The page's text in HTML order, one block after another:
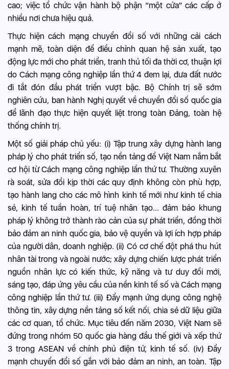
cao; việc tổ chức vận hành bộ phận “một cửa” các cấp ở
nhiều nơi chưa hiệu quả.
Thực hiện cách mạng chuyển đổi số với những cải cách
mạnh mẽ, toàn diện để điều chỉnh quan hệ sản xuất, tạo
động lực mới cho phát triển, tranh thủ tối đa thời cơ, thuận lợi
do Cách mạng công nghiệp lần thứ 4 đem lại, đưa đất nước
đi tắt đón đầu phát triển vượt bậc. Bộ Chính trị sẽ sớm
nghiên cứu, ban hành Nghị quyết về chuyển đổi số quốc gia
để lãnh đạo thực hiện quyết liệt trong toàn Đảng, toàn hệ
thống chính trị.
Một số giải pháp chủ yếu: (i) Tập trung xây dựng hành lang
pháp lý cho phát triển số, tạo nền tảng để Việt Nam nắm bắt
cơ hội từ Cách mạng công nghiệp lần thứ tư. Thường xuyên
rà soát, sửa đổi kịp thời các quy định không còn phù hợp,
tạo hành lang cho các mô hình kinh tế mới như kinh tế chia
sẻ, kinh tế tuần hoàn, trí tuệ nhân tạo... đảm bảo khung
pháp lý không trở thành rào cản của sự phát triển, đồng thời
bảo đảm an ninh quốc gia, bảo vệ quyền và lợi ích hợp pháp
của người dân, doanh nghiệp. (ii) Có cơ chế đột phá thu hút
nhân tài trong và ngoài nước; xây dựng chiến lược phát triển
nguồn nhân lực có kiến thức, kỹ năng và tư duy đổi mới,
sáng tạo, đáp ứng yêu cầu của nền kinh tế số và Cách mạng
công nghiệp lần thứ tư. (iii) Đẩy mạnh ứng dụng công nghệ
thông tin, xây dựng nền tảng số kết nối, chia sẻ dữ liệu giữa
các cơ quan, tổ chức. Mục tiêu đến năm 2030, Việt Nam sẽ
đứng trong nhóm 50 quốc gia hàng đầu thế giới và xếp thứ
3 trong ASEAN về chính phủ điện tử, kinh tế số. (iv) Đẩy
mạnh chuyển đổi số gắn với bảo đảm an ninh, an toàn. Tập